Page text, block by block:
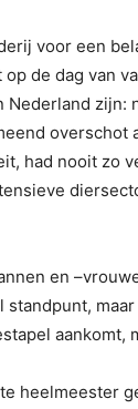
voor een
de dag van
zijn:
overschot
had nooit zo
en
maar
heelmeester